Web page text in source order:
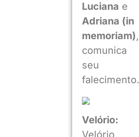
Luciana e
Adriana (in
memoriam),
comunica
seu
falecimento.
Velório: